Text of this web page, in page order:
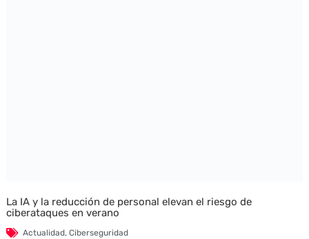
La IA y la reducción de personal elevan el riesgo de
ciberataques en verano
Actualidad, Ciberseguridad